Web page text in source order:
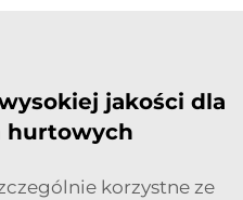
jakości dla
hurtowych
korzystne ze